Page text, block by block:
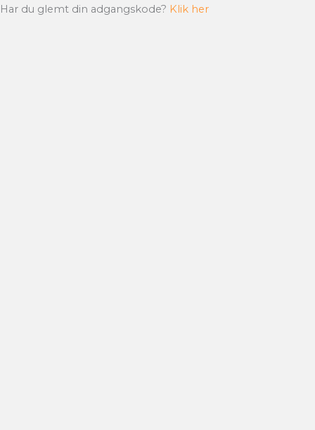
Har du glemt din adgangskode? Klik her